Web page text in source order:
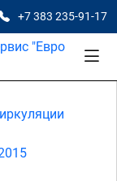
+7 383 235-91-17